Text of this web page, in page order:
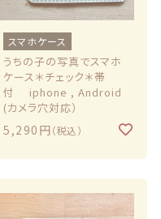
スマホケース
うちの子の写真でスマホ
ケース＊チェック＊帯
付 iphone , Android
(カメラ穴対応）
5,290円（税込）